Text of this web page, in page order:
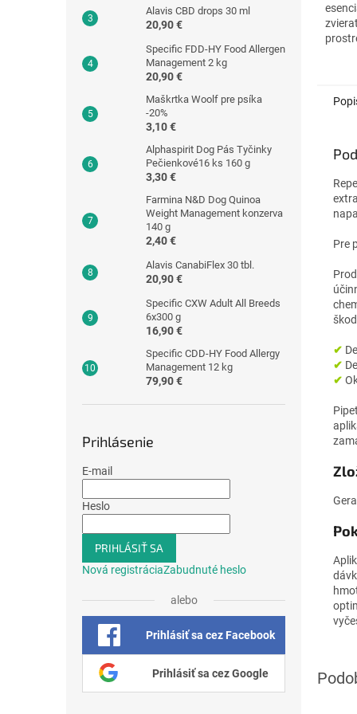
Alavis CBD drops 30 ml
20,90 €
Specific FDD-HY Food Allergen
Management 2 kg
20,90 €
Maškrtka Woolf pre psíka
-20%
3,10 €
Alphaspirit Dog Pás Tyčinky
Pečienkové16 ks 160 g
3,30 €
Farmina N&D Dog Quinoa
Weight Management konzerva
140 g
2,40 €
Alavis CanabiFlex 30 tbl.
20,90 €
Specific CXW Adult All Breeds
6x300 g
16,90 €
Specific CDD-HY Food Allergy
Management 12 kg
79,90 €
Prihlásenie
E-mail
Heslo
PRIHLÁSIŤ SA
Nová registráciaZabudnuté heslo
alebo
Prihlásiť sa cez Facebook
Prihlásiť sa cez Google
Pre
✔
✔
✔